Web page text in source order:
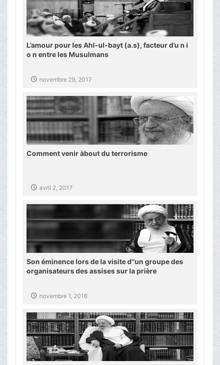
L’amour pour les Ahl-ul-bayt (a.s), facteur d’u n i
o n entre les Musulmans
novembre 29, 2017
Comment venir àbout du terrorisme
avril 2, 2017
Son éminence lors de la visite d''un groupe des
organisateurs des assises sur la prière
novembre 1, 2016